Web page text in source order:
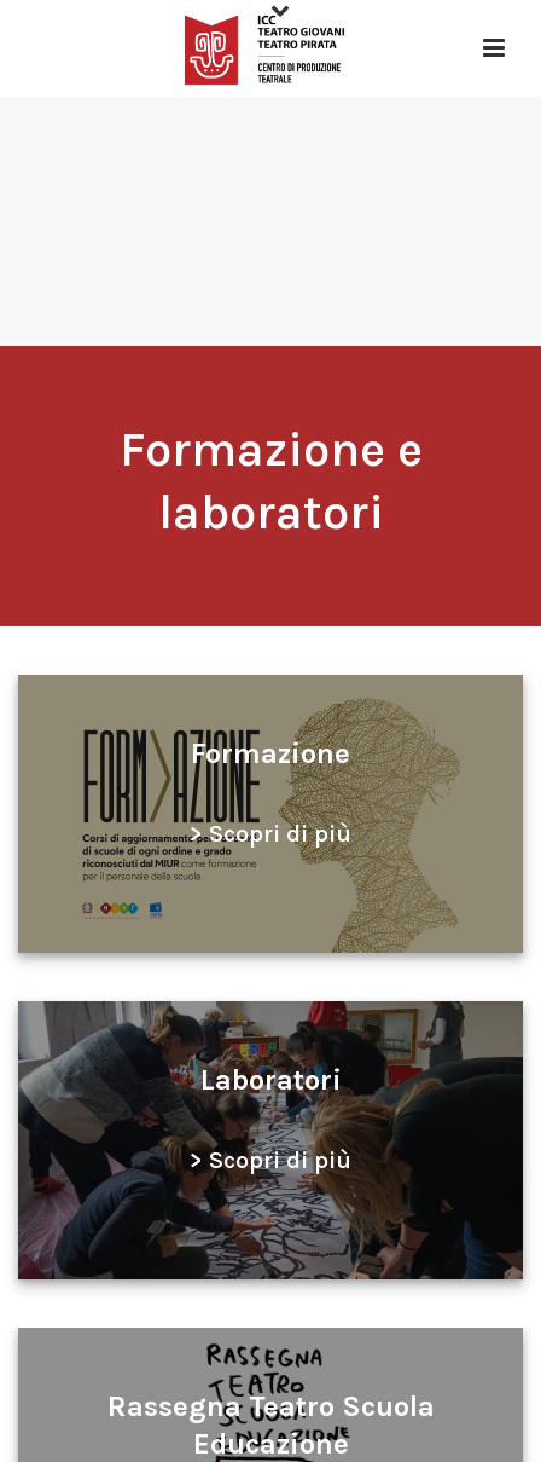
Formazione e
laboratori
Formazione
> Scopri di più
Laboratori
> Scopri di più
Rassegna Teatro Scuola
Educazione